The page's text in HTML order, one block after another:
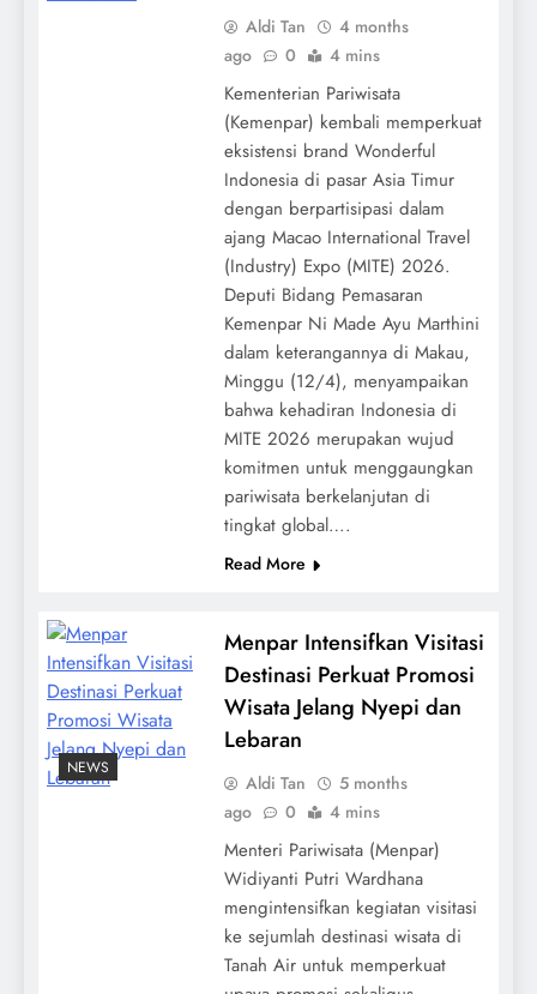
Aldi Tan
4 months
ago
0 4 mins
Kementerian Pariwisata
(Kemenpar) kembali memperkuat
eksistensi brand Wonderful
Indonesia di pasar Asia Timur
dengan berpartisipasi dalam
ajang Macao International Travel
(Industry) Expo (MITE) 2026.
Deputi Bidang Pemasaran
Kemenpar Ni Made Ayu Marthini
dalam keterangannya di Makau,
Minggu (12/4), menyampaikan
bahwa kehadiran Indonesia di
MITE 2026 merupakan wujud
komitmen untuk menggaungkan
pariwisata berkelanjutan di
tingkat global….
Read More
NEWS
Menpar Intensifkan Visitasi
Destinasi Perkuat Promosi
Wisata Jelang Nyepi dan
Lebaran
Aldi Tan
5 months
ago
0 4 mins
Menteri Pariwisata (Menpar)
Widiyanti Putri Wardhana
mengintensifkan kegiatan visitasi
ke sejumlah destinasi wisata di
Tanah Air untuk memperkuat